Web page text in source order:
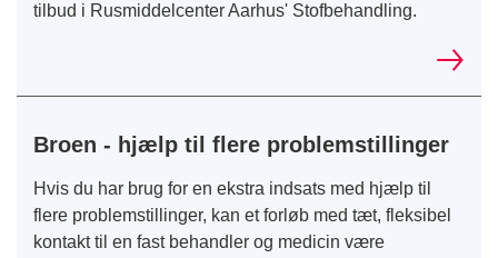
tilbud i Rusmiddelcenter Aarhus' Stofbehandling.
Broen - hjælp til flere problemstillinger
Hvis du har brug for en ekstra indsats med hjælp til
flere problemstillinger, kan et forløb med tæt, fleksibel
kontakt til en fast behandler og medicin være